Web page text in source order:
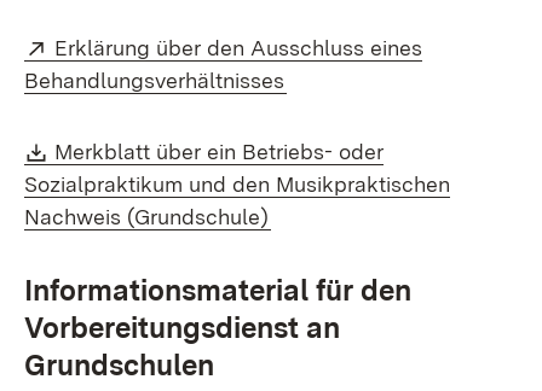
Extern:
Erklärung über den Ausschluss eines
Behandlungsverhältnisses
Download:
Merkblatt über ein Betriebs- oder
Sozialpraktikum und den Musikpraktischen
Nachweis (Grundschule)
Informationsmaterial für den
Vorbereitungsdienst an
Grundschulen